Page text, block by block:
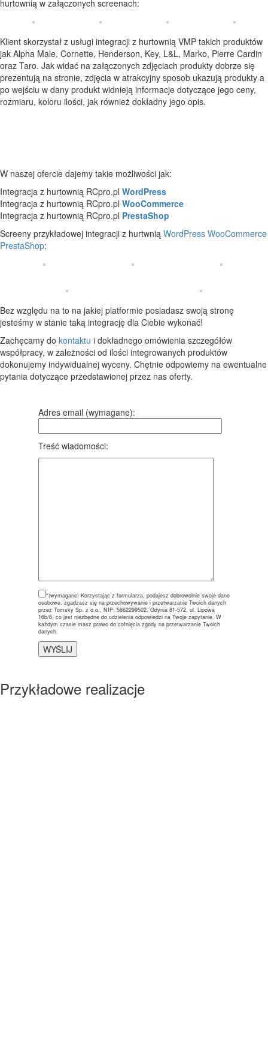
hurtownią w załączonych screenach:
Klient skorzystał z usługi integracji z hurtownią VMP takich produktów
jak Alpha Male, Cornette, Henderson, Key, L&L, Marko, Pierre Cardin
oraz Taro. Jak widać na załączonych zdjęciach produkty dobrze się
prezentują na stronie, zdjęcia w atrakcyjny sposob ukazują produkty a
po wejściu w dany produkt widnieją informacje dotyczące jego ceny,
rozmiaru, koloru ilości, jak również dokładny jego opis.
W naszej ofercie dajemy takie możliwości jak:
Integracja z hurtownią RCpro.pl WordPress
Integracja z hurtownią RCpro.pl WooCommerce
Integracja z hurtownią RCpro.pl PrestaShop
Screeny przykładowej integracji z hurtwnią WordPress WooCommerce
PrestaShop:
Bez względu na to na jakiej platformie posiadasz swoją stronę
jesteśmy w stanie taką integrację dla Ciebie wykonać!
Zachęcamy do kontaktu i dokładnego omówienia szczegółów
współpracy, w zależności od ilości integrowanych produktów
dokonujemy indywidualnej wyceny. Chętnie odpowiemy na ewentualne
pytania dotyczące przedstawionej przez nas oferty.
Adres email (wymagane):
Treść wiadomości:
*(wymagane) Korzystając z formularza, podajesz dobrowolnie swoje dane
osobowe, zgadzasz się na przechowywanie i przetwarzanie Twoich danych
przez Tomsky Sp. z o.o., NIP: 5862299502, Gdynia 81-572, ul. Lipowa
16b/6, co jest niezbędne do udzielenia odpowiedzi na Twoje zapytanie. W
każdym czasie masz prawo do cofnięcia zgody na przetwarzanie Twoich
danych.
Przykładowe realizacje